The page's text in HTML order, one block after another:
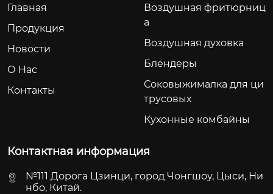
Главная
Продукция
Новости
О Hас
Контакты
Воздушная фритюрниц
а
Воздушная духовка
Блендеры
Соковыжималка для ци
трусовых
Кухонные комбайны
Контактная информация
№111 Дорога Цзинци, город Чонгшоу, Цыси, Ни
нбо, Китай.